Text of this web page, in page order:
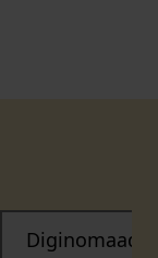
Diginomaad